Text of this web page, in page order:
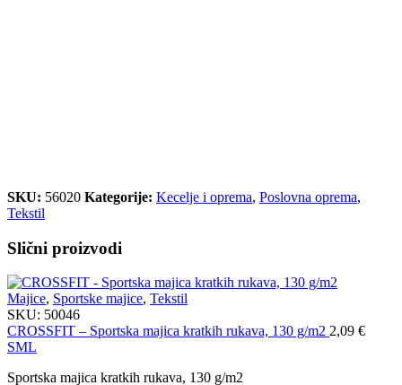
SKU: 56020 Kategorije: Kecelje i oprema, Poslovna oprema,
Tekstil
Slični proizvodi
Majice, Sportske majice, Tekstil
SKU: 50046
CROSSFIT – Sportska majica kratkih rukava, 130 g/m2 2,09 €
SML
Sportska majica kratkih rukava, 130 g/m2